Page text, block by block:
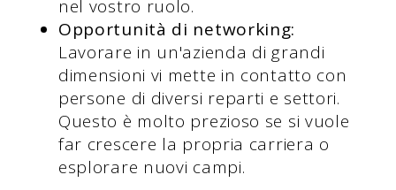
nel vostro ruolo.
Opportunità di networking:
Lavorare in un'azienda di grandi
dimensioni vi mette in contatto con
persone di diversi reparti e settori.
Questo è molto prezioso se si vuole
far crescere la propria carriera o
esplorare nuovi campi.